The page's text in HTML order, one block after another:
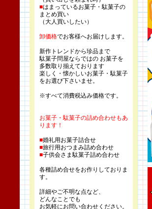
■はまっているお菓子・駄菓子の
まとめ買い
（大人買いしたい）
卸価格でお客様へお届けします。
新作トレンドから珍品まで
駄菓子問屋ならではの お菓子を
多数取り揃えております
楽しく・懐かしいお菓子・駄菓子
をお選び下さいませ。
※すべて消費税込み価格です。
お菓子・駄菓子の詰め合わせもあ
ります！
■婚礼用お菓子詰合せ
■旅行用おつまみ詰め合わせ
■子供会さま駄菓子詰め合わせ
各種詰め合せをお作りしておりま
す。
詳細やご不明な点など、
どんなことでも
お気軽にお問い合わせください。